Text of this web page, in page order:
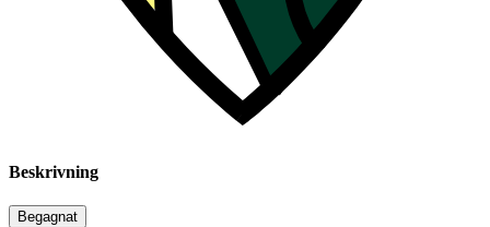
Beskrivning
Begagnat